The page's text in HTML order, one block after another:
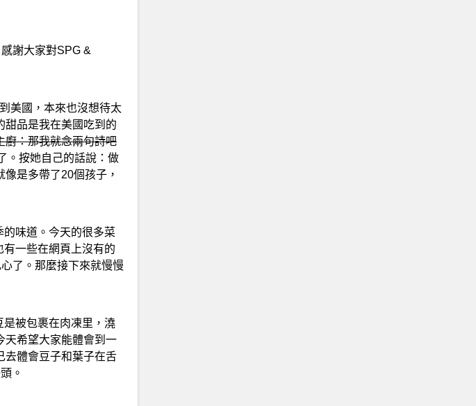
謝大家對SPG &
美國，本來也沒想待太
甜品是我在美國吃到的
廚：那我就念兩句詩吧
。按她自己的話說：做
是多帶了20個孩子，
味道。今天的很多菜
一些在網頁上沒有的
了。那麼接下來就慢慢
被包裹在肉凍里，澆
天希望大家能體會到一
去體會豆子和葉子在舌
。